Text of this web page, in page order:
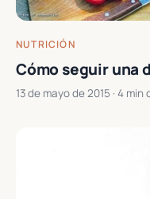
NUTRICIÓN
Cómo seguir una
13 de mayo de 2015 · 4